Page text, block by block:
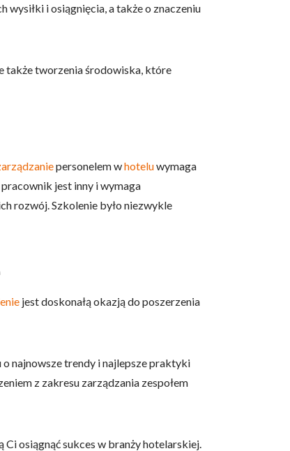
i osiągnięcia, a także o znaczeniu
także tworzenia środowiska, które
personelem whoteluwymaga
jest inny i wymaga
rozwój. Szkolenie było niezwykle
jest doskonałą okazją do poszerzenia
najnowsze trendy i najlepsze praktyki
z zakresu zarządzania zespołem
osiągnąć sukces w branży hotelarskiej.